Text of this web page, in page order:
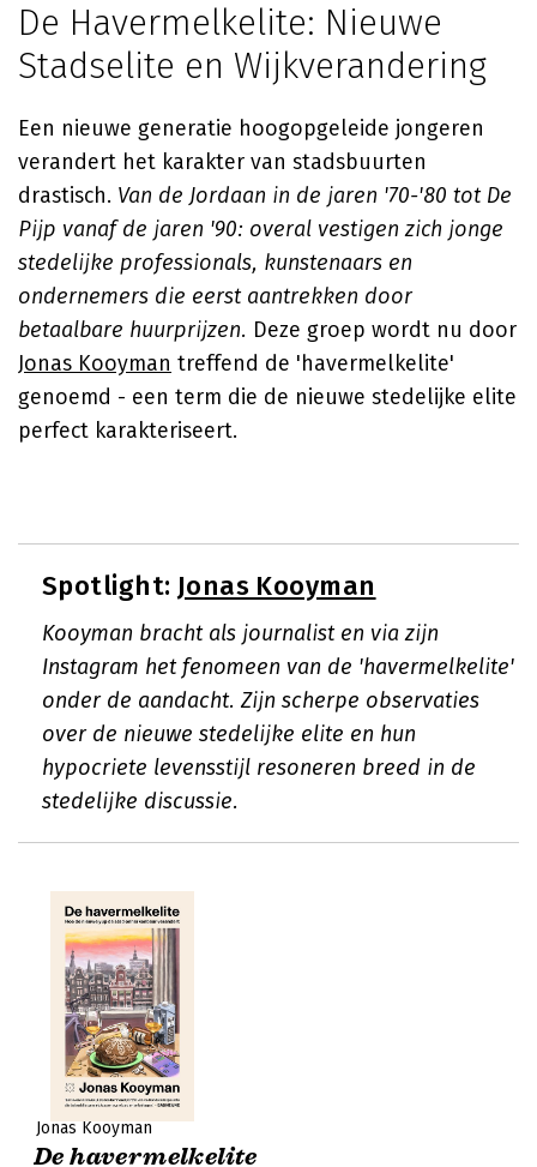
De Havermelkelite: Nieuwe
Stadselite en Wijkverandering
Een nieuwe generatie hoogopgeleide jongeren
verandert het karakter van stadsbuurten
drastisch. Van de Jordaan in de jaren '70-'80 tot De
Pijp vanaf de jaren '90: overal vestigen zich jonge
stedelijke professionals, kunstenaars en
ondernemers die eerst aantrekken door
betaalbare huurprijzen. Deze groep wordt nu door
Jonas Kooyman treffend de 'havermelkelite'
genoemd - een term die de nieuwe stedelijke elite
perfect karakteriseert.
Spotlight: Jonas Kooyman
Kooyman bracht als journalist en via zijn
Instagram het fenomeen van de 'havermelkelite'
onder de aandacht. Zijn scherpe observaties
over de nieuwe stedelijke elite en hun
hypocriete levensstijl resoneren breed in de
stedelijke discussie.
Jonas Kooyman
De havermelkelite